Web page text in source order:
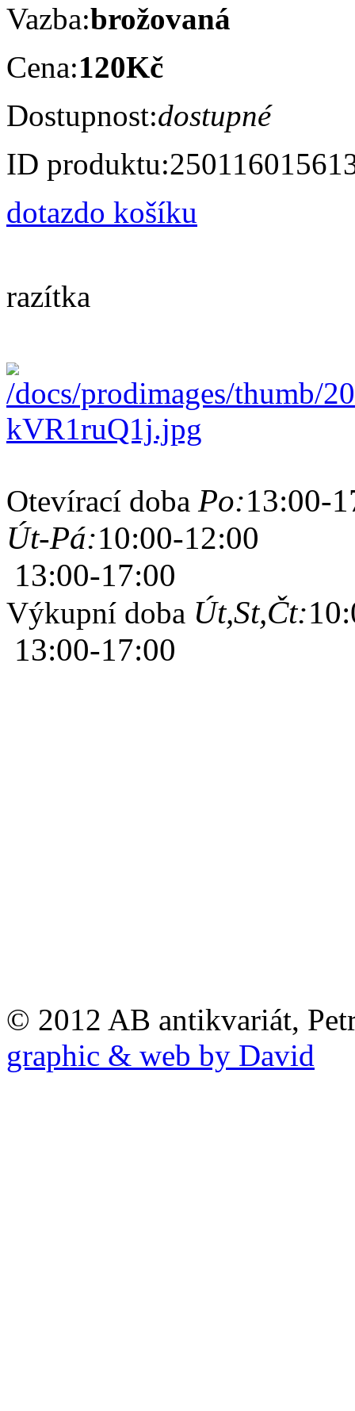
Vazba:brožovaná
Cena:120Kč
Dostupnost:dostupné
ID produktu:
dotazdo košíku
razítka
Otevírací doba Po:13:00-
Út-Pá:10:00-12:00
13:00-17:00
Výkupní doba Út,St,Čt:
13:00-17:00
© 2012 AB antikvariát,
graphic & web by David